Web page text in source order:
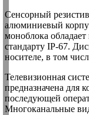
Сенсорный
алюминиевый
моноблока
стандарту IP-67.
носителе, в том
Телевизионная
предназначена для
последующей
Многоканальные